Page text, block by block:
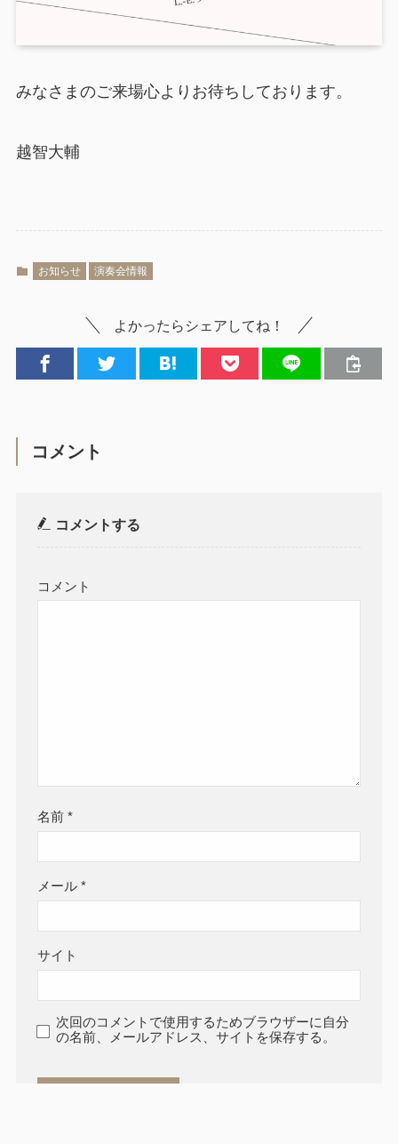
みなさまのご来場心よりお待ちしております。
越智大輔
お知らせ 演奏会情報
よかったらシェアしてね！
コメント
コメントする
コメント
名前*
メール*
サイト
次回のコメントで使用するためブラウザーに自分
の名前、メールアドレス、サイトを保存する。